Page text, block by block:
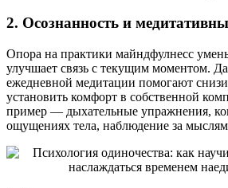
2. Осознанность и
Опора на практики майндфулнесс
улучшает связь с текущим моментом.
ежедневной медитации помогают
установить комфорт в собственной
пример — дыхательные упражнения,
ощущениях тела, наблюдение за